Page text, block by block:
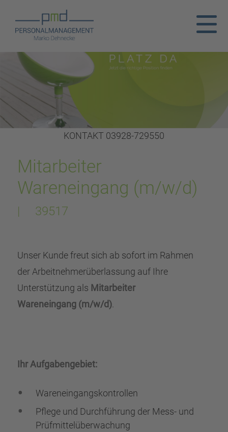
KONTAKT 03928-729550
Mitarbeiter
Wareneingang (m/w/d)
| 39517
Unser Kunde freut sich ab sofort im Rahmen
der Arbeitnehmerüberlassung auf Ihre
Unterstützung als Mitarbeiter
Wareneingang (m/w/d).
Ihr Aufgabengebiet:
Wareneingangskontrollen
Pflege und Durchführung der Mess- und
Prüfmittelüberwachung